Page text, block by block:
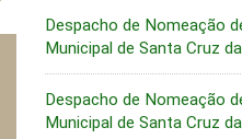
Despacho de Nomeação
Municipal de Santa Cruz
Despacho de Nomeação
Municipal de Santa Cruz